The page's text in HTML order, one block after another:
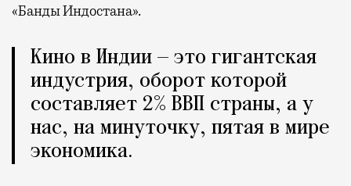
«Банды Индостана».
Кино в Индии — это гигантская
индустрия, оборот которой
составляет 2% ВВП страны, а у
нас, на минуточку, пятая в мире
экономика.